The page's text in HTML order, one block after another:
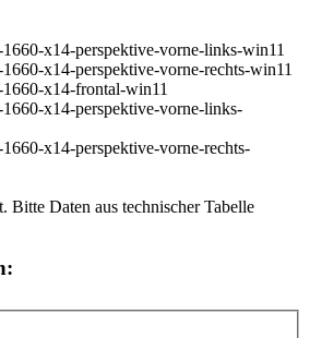
Bitte Daten aus technischer Tabelle